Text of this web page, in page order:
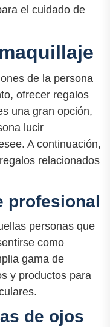
el cuidado de
de la persona
ofrecer regalos
una gran opción,
lucir
A continuación,
relacionados
profesional
personas que
como
gama de
y productos para
de ojos